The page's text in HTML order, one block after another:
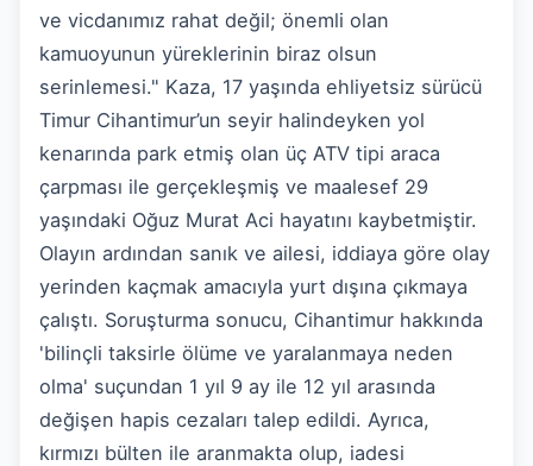
ve vicdanımız rahat değil; önemli olan
kamuoyunun yüreklerinin biraz olsun
serinlemesi." Kaza, 17 yaşında ehliyetsiz sürücü
Timur Cihantimur’un seyir halindeyken yol
kenarında park etmiş olan üç ATV tipi araca
çarpması ile gerçekleşmiş ve maalesef 29
yaşındaki Oğuz Murat Aci hayatını kaybetmiştir.
Olayın ardından sanık ve ailesi, iddiaya göre olay
yerinden kaçmak amacıyla yurt dışına çıkmaya
çalıştı. Soruşturma sonucu, Cihantimur hakkında
'bilinçli taksirle ölüme ve yaralanmaya neden
olma' suçundan 1 yıl 9 ay ile 12 yıl arasında
değişen hapis cezaları talep edildi. Ayrıca,
kırmızı bülten ile aranmakta olup, iadesi